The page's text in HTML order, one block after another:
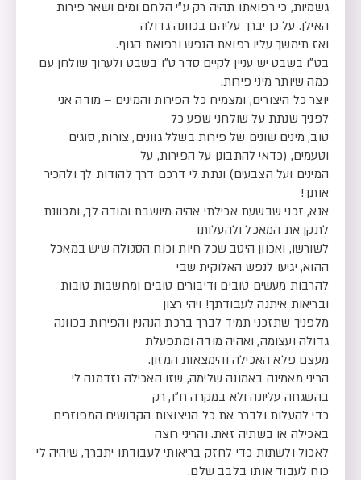
גשמיות, כי רפואתו תהיה רק ע״י הלחם ומים ושאר פירות
האילן. על כן יברך עליהם בכוונה גדולה
ואז תימשך עליו רפואת הנפש ורפואת הגוף.
בט״ו בשבט יש עניין לקיים סדר ט״ו בשבט ולערוך שולחן עם
כמה שיותר מיני פירות.
יוצר כל היצורים, ומצמיח כל הפירות והמינים – מודה אני
לפניך שנתת על שולחני שפע כל
טוב, מינים שונים של פירות בשלל גוונים, צורות, סוגים
וטעמים, (כדאי להתבונן על הפירות, על
המינים ועל הצבעים) ונתת לי דרכם דרך להודות לך ולהכיר
אותך!
אנא, זכני שבשעת אכילתי אהיה מיושבת ומודה לך, ומכוונת
לתקן את המאכל ולהעלותו
לשורשו, ואכוון היטב שכל חיות וכוח הסגולה שיש במאכל
ההוא, יגיעו לנפש האלוקית שבי
להרבות מעשים טובים ודיבורים טובים ומחשבות טובות
ובריאות איתנה לעבודתך! ויהי רצון
מלפניך שתזכני תמיד לברך ברכת הנהנין והפירות בכוונה
גדולה ועצומה, ואהיה מודה ומתפעלת
מעצם פלא האכילה והימצאות המזון.
הריני מאמינה באמונה שלימה, שזו האכילה נזדמנה לי
בהשגחה עליונה ולא במקרה ח״ו, רק
כדי להעלות ולברר את כל הניצוצות הקדושים המפוזרים
באכילה או בשתיה זאת. והריני רוצה
לאכול ולשתות כדי לחזק בריאותי לעבודתו יתברך, שיהיה לי
כוח לעבוד אותו בלבב שלם.